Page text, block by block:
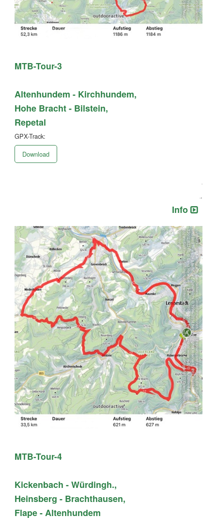
MTB-Tour-3
Altenhundem - Kirchhundem,
Hohe Bracht - Bilstein,
Repetal
​​​GPX-Track:
Download
.
Info
MTB-Tour-4
Kickenbach - Würdingh.,
Heinsberg - Brachthausen,
Flape - Altenhundem